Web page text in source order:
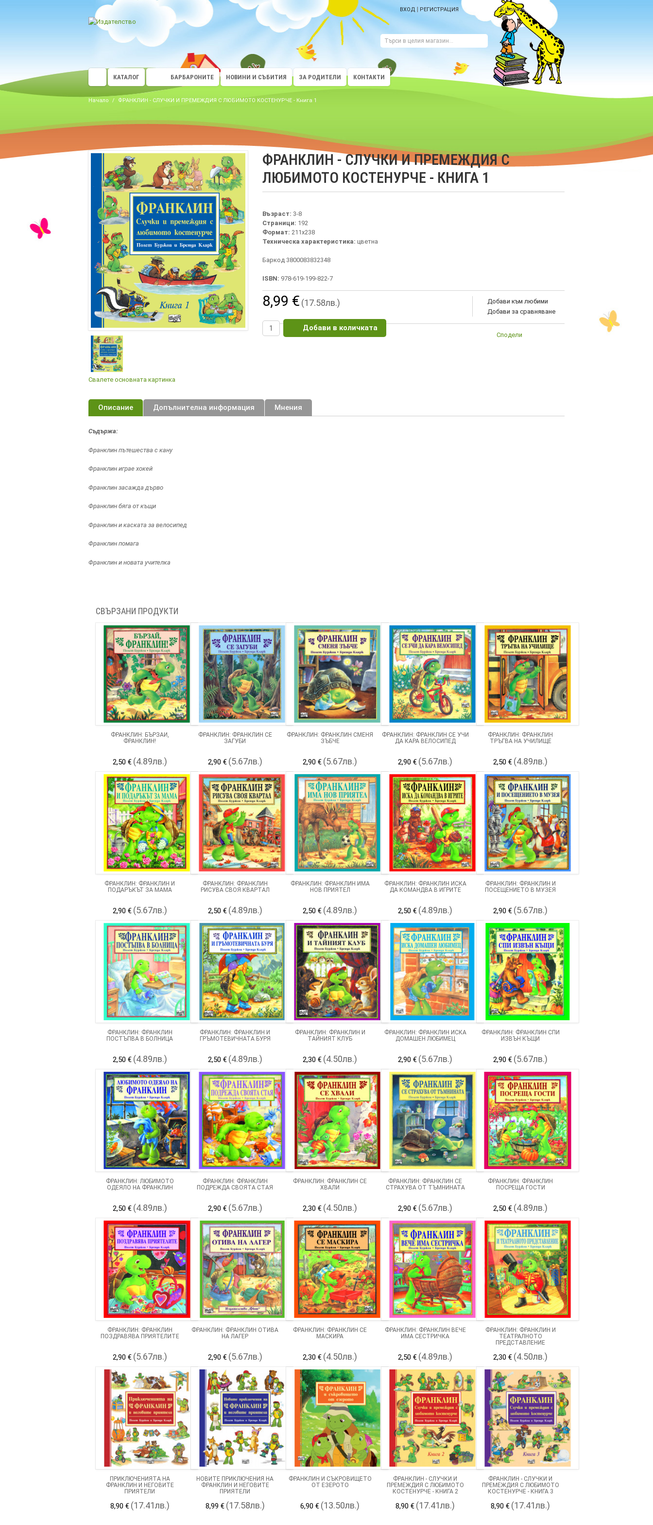
ВХОД | РЕГИСТРАЦИЯ Количка
КАТАЛОГ БАРБАРОНИТЕ НОВИНИ И СЪБИТИЯ ЗА РОДИТЕЛИ КОНТАКТИ
Начало / ФРАНКЛИН - СЛУЧКИ И ПРЕМЕЖДИЯ С ЛЮБИМОТО КОСТЕНУРЧЕ - Книга 1
ФРАНКЛИН - СЛУЧКИ И ПРЕМЕЖДИЯ С
ЛЮБИМОТО КОСТЕНУРЧЕ - КНИГА 1
Свалете основната картинка
Възраст: 3-8
Страници: 192
Формат: 211х238
Техническа характеристика: цветна
Баркод 3800083832348
ISBN: 978-619-199-822-7
Добави към любими
Добави за сравняване
8,99 € (17.58лв.)
Добави в количката
Сподели
Описание Допълнителна информация Мнения
Съдържа:
Франклин пътешества с кану
Франклин играе хокей
Франклин засажда дърво
Франклин бяга от къщи
Франклин и каската за велосипед
Франклин помага
Франклин и новата учителка
СВЪРЗАНИ ПРОДУКТИ
ФРАНКЛИН: БЪРЗАЙ,
ФРАНКЛИН!
2,50 € (4.89лв.)
ФРАНКЛИН: ФРАНКЛИН СЕ
ЗАГУБИ
2,90 € (5.67лв.)
ФРАНКЛИН: ФРАНКЛИН СМЕНЯ
ЗЪБЧЕ
2,90 € (5.67лв.)
ФРАНКЛИН: ФРАНКЛИН СЕ УЧИ
ДА КАРА ВЕЛОСИПЕД
2,90 € (5.67лв.)
ФРАНКЛИН: ФРАНКЛИН
ТРЪГВА НА УЧИЛИЩЕ
2,50 € (4.89лв.)
ФРАНКЛИН: ФРАНКЛИН И
ПОДАРЪКЪТ ЗА МАМА
2,90 € (5.67лв.)
ФРАНКЛИН: ФРАНКЛИН
РИСУВА СВОЯ КВАРТАЛ
2,50 € (4.89лв.)
ФРАНКЛИН: ФРАНКЛИН ИМА
НОВ ПРИЯТЕЛ
2,50 € (4.89лв.)
ФРАНКЛИН: ФРАНКЛИН ИСКА
ДА КОМАНДВА В ИГРИТЕ
2,50 € (4.89лв.)
ФРАНКЛИН: ФРАНКЛИН И
ПОСЕЩЕНИЕТО В МУЗЕЯ
2,90 € (5.67лв.)
ФРАНКЛИН: ФРАНКЛИН
ПОСТЪПВА В БОЛНИЦА
2,50 € (4.89лв.)
ФРАНКЛИН: ФРАНКЛИН И
ГРЪМОТЕВИЧНАТА БУРЯ
2,50 € (4.89лв.)
ФРАНКЛИН: ФРАНКЛИН И
ТАЙНИЯТ КЛУБ
2,30 € (4.50лв.)
ФРАНКЛИН: ФРАНКЛИН ИСКА
ДОМАШЕН ЛЮБИМЕЦ
2,90 € (5.67лв.)
ФРАНКЛИН: ФРАНКЛИН СПИ
ИЗВЪН КЪЩИ
2,90 € (5.67лв.)
ФРАНКЛИН: ЛЮБИМОТО
ОДЕЯЛО НА ФРАНКЛИН
2,50 € (4.89лв.)
ФРАНКЛИН: ФРАНКЛИН
ПОДРЕЖДА СВОЯТА СТАЯ
2,90 € (5.67лв.)
ФРАНКЛИН: ФРАНКЛИН СЕ
ХВАЛИ
2,30 € (4.50лв.)
ФРАНКЛИН: ФРАНКЛИН СЕ
СТРАХУВА ОТ ТЪМНИНАТА
2,90 € (5.67лв.)
ФРАНКЛИН: ФРАНКЛИН
ПОСРЕЩА ГОСТИ
2,50 € (4.89лв.)
ФРАНКЛИН: ФРАНКЛИН
ПОЗДРАВЯВА ПРИЯТЕЛИТЕ
2,90 € (5.67лв.)
ФРАНКЛИН: ФРАНКЛИН ОТИВА
НА ЛАГЕР
2,90 € (5.67лв.)
ФРАНКЛИН: ФРАНКЛИН СЕ
МАСКИРА
2,30 € (4.50лв.)
ФРАНКЛИН: ФРАНКЛИН ВЕЧЕ
ИМА СЕСТРИЧКА
2,50 € (4.89лв.)
ФРАНКЛИН: ФРАНКЛИН И
ТЕАТРАЛНОТО
ПРЕДСТАВЛЕНИЕ
2,30 € (4.50лв.)
ПРИКЛЮЧЕНИЯТА НА
ФРАНКЛИН И НЕГОВИТЕ
ПРИЯТЕЛИ
8,90 € (17.41лв.)
НОВИТЕ ПРИКЛЮЧЕНИЯ НА
ФРАНКЛИН И НЕГОВИТЕ
ПРИЯТЕЛИ
8,99 € (17.58лв.)
ФРАНКЛИН И СЪКРОВИЩЕТО
ОТ ЕЗЕРОТО
6,90 € (13.50лв.)
ФРАНКЛИН - СЛУЧКИ И
ПРЕМЕЖДИЯ С ЛЮБИМОТО
КОСТЕНУРЧЕ - КНИГА 2
8,90 € (17.41лв.)
ФРАНКЛИН - СЛУЧКИ И
ПРЕМЕЖДИЯ С ЛЮБИМОТО
КОСТЕНУРЧЕ - КНИГА 3
8,90 € (17.41лв.)